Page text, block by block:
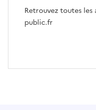
Retrouvez toutes les
public.fr